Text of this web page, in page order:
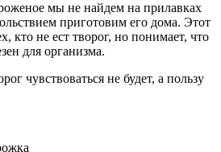
мы не найдем на прилавках
приготовим его дома. Этот
кто не ест творог, но понимает, что
для организма.
чувствоваться не будет, а пользу